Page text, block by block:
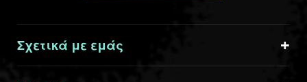
Σχετικά με εμάς